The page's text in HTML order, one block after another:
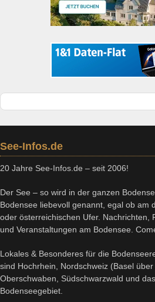
See-Infos.de
20 Jahre See-Infos.de – seit 2006!
Der See – so wird in der ganzen
Bodensee liebevoll genannt, egal ob am
oder österreichischen Ufer. Nachrichten,
und Veranstaltungen am Bodensee.
Lokales & Besonderes für die
sind Hochrhein, Nordschweiz (Basel über
Oberschwaben, Südschwarzwald und
Bodenseegebiet.